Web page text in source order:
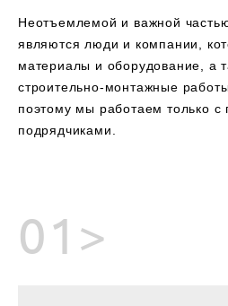
Неотъемлемой и важной
являются люди и компании,
материалы и оборудование, а
строительно-монтажные
поэтому мы работаем только
подрядчиками.
01>